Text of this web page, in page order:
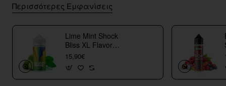
Περισσότερες Εμφανίσεις
Lime Mint Shock
Bliss XL Flavor
Shots
15,90€